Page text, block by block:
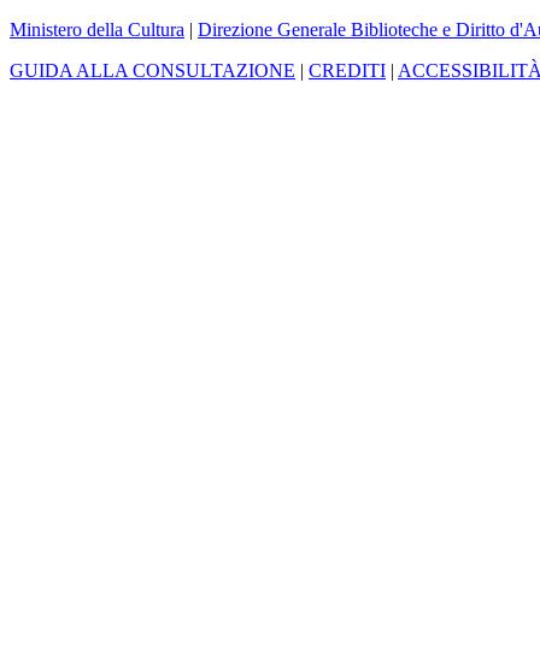
Ministero della Cultura | Direzione Generale Biblioteche e Diritto
GUIDA ALLA CONSULTAZIONE | CREDITI |